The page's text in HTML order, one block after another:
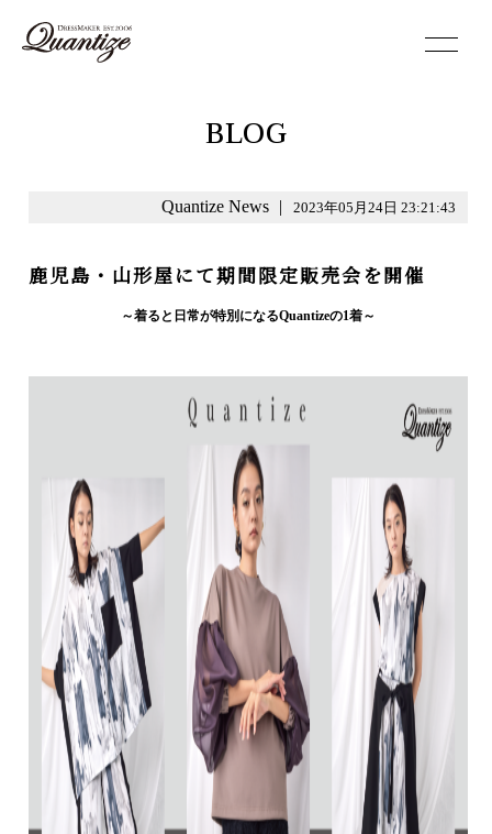
BLOG
Quantize News | 2023年05月24日 23:21:43
鹿児島・山形屋にて期間限定販売会を開催
～着ると日常が特別になるQuantizeの1着～